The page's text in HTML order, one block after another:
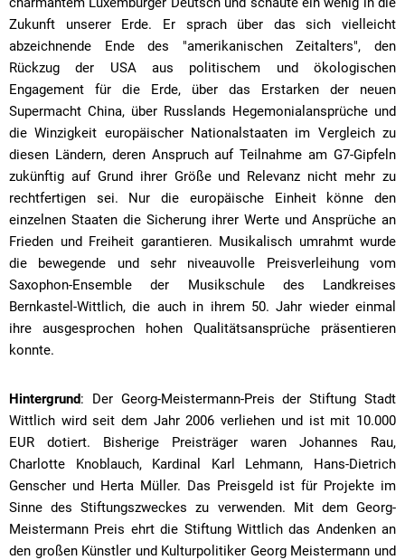
Zukunft unserer Erde. Er sprach über das sich vielleicht
abzeichnende Ende des "amerikanischen Zeitalters", den
Rückzug der USA aus politischem und ökologischen
Engagement für die Erde, über das Erstarken der neuen
Supermacht China, über Russlands Hegemonialansprüche und
die Winzigkeit europäischer Nationalstaaten im Vergleich zu
diesen Ländern, deren Anspruch auf Teilnahme am G7-Gipfeln
zukünftig auf Grund ihrer Größe und Relevanz nicht mehr zu
rechtfertigen sei. Nur die europäische Einheit könne den
einzelnen Staaten die Sicherung ihrer Werte und Ansprüche an
Frieden und Freiheit garantieren. Musikalisch umrahmt wurde
die bewegende und sehr niveauvolle Preisverleihung vom
Saxophon-Ensemble der Musikschule des Landkreises
Bernkastel-Wittlich, die auch in ihrem 50. Jahr wieder einmal
ihre ausgesprochen hohen Qualitätsansprüche präsentieren
konnte.
Hintergrund: Der Georg-Meistermann-Preis der Stiftung Stadt
Wittlich wird seit dem Jahr 2006 verliehen und ist mit 10.000
EUR dotiert. Bisherige Preisträger waren Johannes Rau,
Charlotte Knoblauch, Kardinal Karl Lehmann, Hans-Dietrich
Genscher und Herta Müller. Das Preisgeld ist für Projekte im
Sinne des Stiftungszweckes zu verwenden. Mit dem Georg-
Meistermann Preis ehrt die Stiftung Wittlich das Andenken an
den großen Künstler und Kulturpolitiker Georg Meistermann und